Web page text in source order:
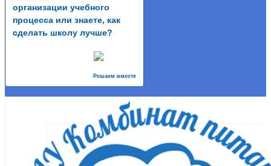
организации учебного
процесса или знаете, как
сделать школу лучше?
Решаем вместе